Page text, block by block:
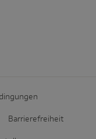
Barrierefreiheit